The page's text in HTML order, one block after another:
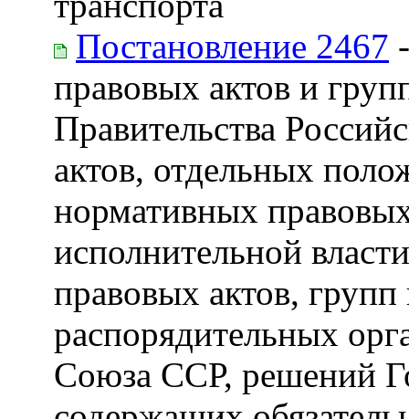
Постановление 2467
правовых актов и
Правительства
актов, отдельных
нормативных
исполнительной
правовых актов,
распорядительных
Союза ССР, решений